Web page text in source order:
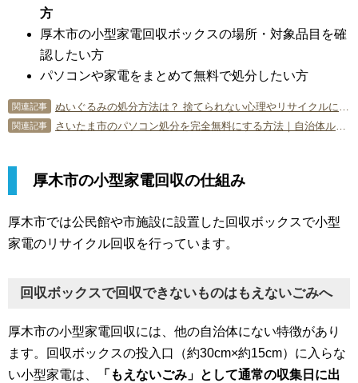
方
厚木市の小型家電回収ボックスの場所・対象品目を確
認したい方
パソコンや家電をまとめて無料で処分したい方
関連記事 ぬいぐるみの処分方法は？ 捨てられない心理やリサイクルについて
関連記事 さいたま市のパソコン処分を完全無料にする方法｜自治体ルールと宅配リサイクルを徹底比較
厚木市の小型家電回収の仕組み
厚木市では公民館や市施設に設置した回収ボックスで小型
家電のリサイクル回収を行っています。
回収ボックスで回収できないものはもえないごみへ
厚木市の小型家電回収には、他の自治体にない特徴があり
ます。回収ボックスの投入口（約30cm×約15cm）に入らな
い小型家電は、
「もえないごみ」として通常の収集日に出